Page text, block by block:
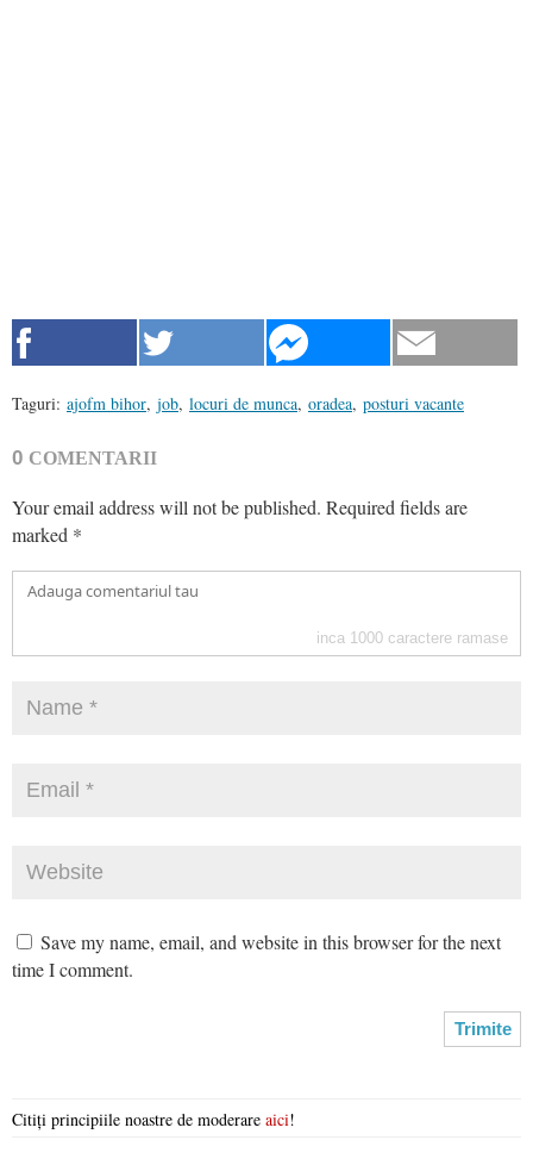
Taguri: ajofm bihor, job, locuri de munca, oradea, posturi vacante
0 COMENTARII
Your email address will not be published. Required fields are
marked *
inca 1000 caractere ramase
Save my name, email, and website in this browser for the next
time I comment.
Citiți principiile noastre de moderare aici!